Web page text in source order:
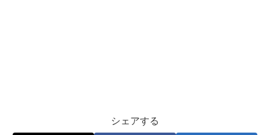
シェアする